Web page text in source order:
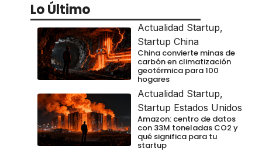
Lo Último
Actualidad Startup,
Startup China
China convierte minas de
carbón en climatización
geotérmica para 100
hogares
Actualidad Startup,
Startup Estados Unidos
Amazon: centro de datos
con 33M toneladas CO2 y
qué significa para tu
startup